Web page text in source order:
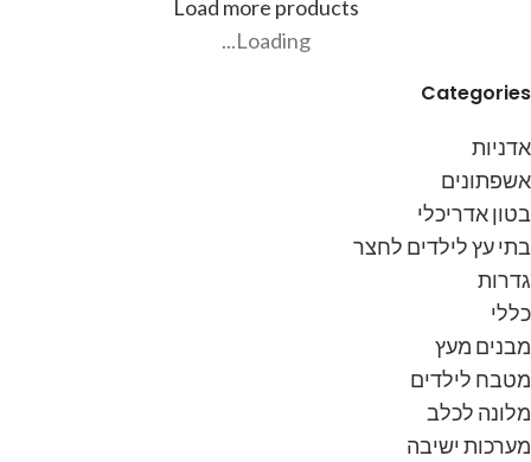
ניתן ליצור קשר בטלפון
377-7817
Load more products
Loading...
Categories
אדניות
אשפתונים
בטון אדריכלי
בתי עץ לילדים לחצר
גדרות
כללי
מבנים מעץ
מטבח לילדים
מלונה לכלב
מערכות ישיבה